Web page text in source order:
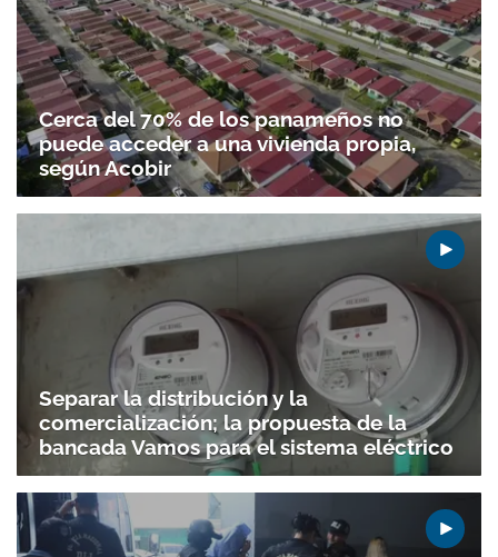
Cerca del 70% de los panameños no
puede acceder a una vivienda propia,
según Acobir
Separar la distribución y la
comercialización; la propuesta de la
bancada Vamos para el sistema eléctrico